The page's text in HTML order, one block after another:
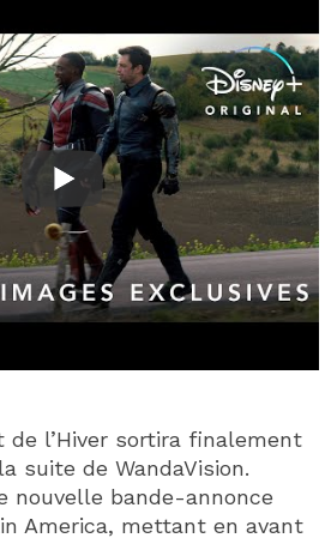
l’Hiver sortira finalement
suite de WandaVision.
nouvelle bande-annonce
America, mettant en avant